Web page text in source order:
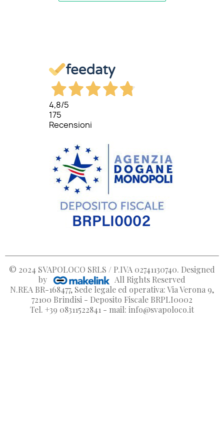
4,8/5
175
Recensioni
© 2024 SVAPOLOCO SRLS / P.IVA 02741130740. Designed
by
All Rights Reserved
N.REA BR-168477, Sede legale ed operativa: Via Verona 9,
72100 Brindisi - Deposito Fiscale BRPLI0002
Tel. +39 08311522841 - mail: info@svapoloco.it